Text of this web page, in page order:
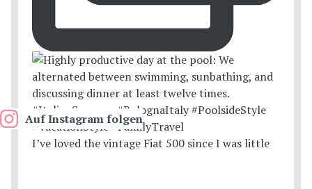
I’ve loved the vintage Fiat 500 since I was little
Auf Instagram folgen